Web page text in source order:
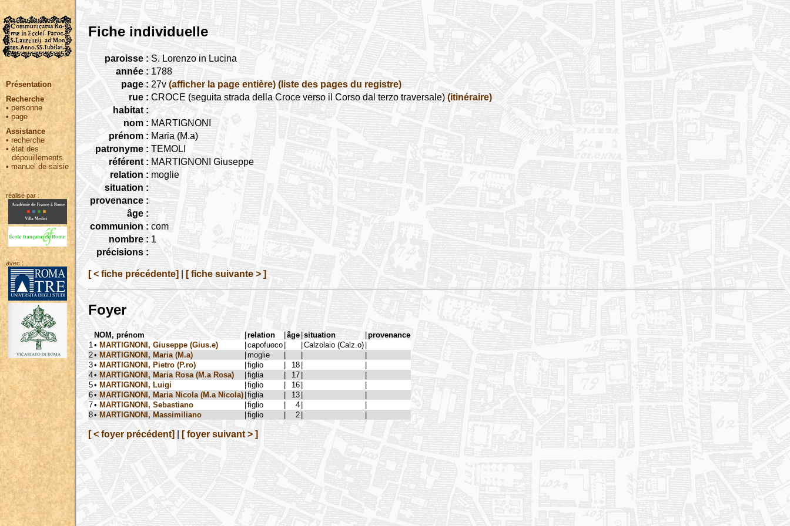
Présentation
Recherche
• personne
•page
Assistance
• recherche
•état des
dépouillements
•manuel de saisie
réalisé par :
avec :
Fiche individuelle
paroisse : S. Lorenzo in Lucina
année : 1788
page : 27v (afficher la page entière) (liste des pages du registre)
rue : CROCE (seguita strada della Croce verso il Corso dal terzo traversale) (itinéraire)
habitat :
nom : MARTIGNONI
prénom : Maria (M.a)
patronyme : TEMOLI
référent : MARTIGNONI Giuseppe
relation : moglie
situation :
provenance :
âge :
communion : com
nombre : 1
précisions :
[ < fiche précédente] [ fiche suivante > ]
Foyer
NOM, prénom |relation |âge |situation |provenance
1 • MARTIGNONI, Giuseppe (Gius.e) |capofuoco | |Calzolaio (Calz.o) |
2• MARTIGNONI, Maria (M.a) |moglie | |
|
3• MARTIGNONI, Pietro (P.ro) |figlio | 18 |
|
4• MARTIGNONI, Maria Rosa (M.a Rosa) |figlia | 17 |
|
5• MARTIGNONI, Luigi |figlio | 16 |
|
6• MARTIGNONI, Maria Nicola (M.a Nicola) |figlia | 13 |
|
7• MARTIGNONI, Sebastiano |figlio | 4 |
|
8• MARTIGNONI, Massimiliano |figlio | 2 | |
[ < foyer précédent] [ foyer suivant > ]